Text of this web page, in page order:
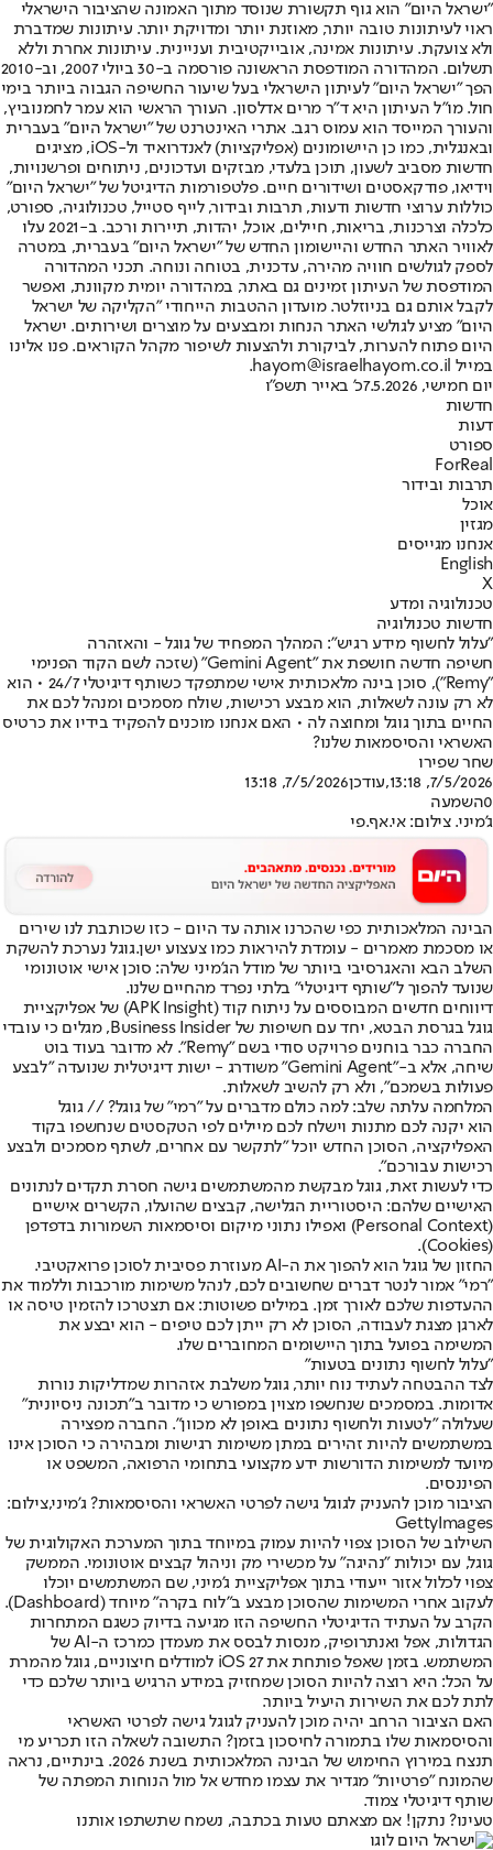
"ישראל היום" הוא גוף תקשורת שנוסד מתוך האמונה שהציבור הישראלי
ראוי לעיתונות טובה יותר, מאוזנת יותר ומדויקת יותר. עיתונות שמדברת
ולא צועקת. עיתונות אמינה, אובייקטיבית ועניינית. עיתונות אחרת וללא
תשלום. המהדורה המודפסת הראשונה פורסמה ב-30 ביולי 2007, וב-2010
הפך "ישראל היום" לעיתון הישראלי בעל שיעור החשיפה הגבוה ביותר בימי
חול. מו"ל העיתון היא ד"ר מרים אדלסון. העורך הראשי הוא עמר לחמנוביץ,
והעורך המייסד הוא עמוס רגב. אתרי האינטרנט של "ישראל היום" בעברית
ובאנגלית, כמו כן היישומונים (אפליקציות) לאנדרואיד ול-iOS, מציגים
חדשות מסביב לשעון, תוכן בלעדי, מבזקים ועדכונים, ניתוחים ופרשנויות,
וידיאו, פודקאסטים ושידורים חיים. פלטפורמות הדיגיטל של "ישראל היום"
כוללות ערוצי חדשות ודעות, תרבות ובידור, לייף סטייל, טכנולוגיה, ספורט,
כלכלה וצרכנות, בריאות, חיילים, אוכל, יהדות, תיירות ורכב. ב-2021 עלו
לאוויר האתר החדש והיישומון החדש של "ישראל היום" בעברית, במטרה
לספק לגולשים חוויה מהירה, עדכנית, בטוחה ונוחה. תכני המהדורה
המודפסת של העיתון זמינים גם באתר, במהדורה יומית מקוונת, ואפשר
לקבל אותם גם בניוזלטר. מועדון ההטבות הייחודי "הקליקה של ישראל
היום" מציע לגולשי האתר הנחות ומבצעים על מוצרים ושירותים. ישראל
היום פתוח להערות, לביקורת ולהצעות לשיפור מקהל הקוראים. פנו אלינו
במייל hayom@israelhayom.co.il.
יום חמישי, 7.5.2026
כ' באייר תשפ"ו
חדשות
דעות
ספורט
ForReal
תרבות ובידור
אוכל
מגזין
אנחנו מגייסים
English
X
טכנולוגיה ומדע
חדשות טכנולוגיה
"עלול לחשוף מידע רגיש": המהלך המפחיד של גוגל - והאזהרה
חשיפה חדשה חושפת את "Gemini Agent" (שזכה לשם הקוד הפנימי
"Remy"), סוכן בינה מלאכותית אישי שמתפקד כשותף דיגיטלי 24/7 • הוא
לא רק עונה לשאלות, הוא מבצע רכישות, שולח מסמכים ומנהל לכם את
החיים בתוך גוגל ומחוצה לה • האם אנחנו מוכנים להפקיד בידיו את כרטיס
האשראי והסיסמאות שלנו?
שחר שפירו
7/5/2026, 13:18
,עודכן7/5/2026, 13:18
0השמעה
ג'מיני. צילום: אי.אף.פי
הבינה המלאכותית כפי שהכרנו אותה עד היום - כזו שכותבת לנו שירים
או מסכמת מאמרים - עומדת להיראות כמו צעצוע ישן.גוגל נערכת להשקת
השלב הבא והאגרסיבי ביותר של מודל הג'מיני שלה: סוכן אישי אוטונומי
שנועד להפוך ל"שותף דיגיטלי" בלתי נפרד מהחיים שלנו.
דיווחים חדשים המבוססים על ניתוח קוד (APK Insight) של אפליקציית
גוגל בגרסת הבטא, יחד עם חשיפות של Business Insider, מגלים כי עובדי
החברה כבר בוחנים פרויקט סודי בשם "Remy". לא מדובר בעוד בוט
שיחה, אלא ב-"Gemini Agent" משודרג - ישות דיגיטלית שנועדה "לבצע
פעולות בשמכם", ולא רק להשיב לשאלות.
המלחמה עלתה שלב: למה כולם מדברים על "רמי" של גוגל? // גוגל
הוא יקנה לכם מתנות וישלח לכם מיילים לפי הטקסטים שנחשפו בקוד
האפליקציה, הסוכן החדש יוכל "לתקשר עם אחרים, לשתף מסמכים ולבצע
רכישות עבורכם".
כדי לעשות זאת, גוגל מבקשת מהמשתמשים גישה חסרת תקדים לנתונים
האישיים שלהם: היסטוריית הגלישה, קבצים שהועלו, הקשרים אישיים
(Personal Context) ואפילו נתוני מיקום וסיסמאות השמורות בדפדפן
(Cookies).
החזון של גוגל הוא להפוך את ה-AI מעוזרת פסיבית לסוכן פרואקטיבי.
"רמי" אמור לנטר דברים שחשובים לכם, לנהל משימות מורכבות וללמוד את
ההעדפות שלכם לאורך זמן. במילים פשוטות: אם תצטרכו להזמין טיסה או
לארגן מצגת לעבודה, הסוכן לא רק ייתן לכם טיפים - הוא יבצע את
המשימה בפועל בתוך היישומים המחוברים שלו.
"עלול לחשוף נתונים בטעות"
לצד ההבטחה לעתיד נוח יותר, גוגל משלבת אזהרות שמדליקות נורות
אדומות. במסמכים שנחשפו מצוין במפורש כי מדובר ב"תכונה ניסיונית"
שעלולה "לטעות ולחשוף נתונים באופן לא מכוון". החברה מפצירה
במשתמשים להיות זהירים במתן משימות רגישות ומבהירה כי הסוכן אינו
מיועד למשימות הדורשות ידע מקצועי בתחומי הרפואה, המשפט או
הפיננסים.
הציבור מוכן להעניק לגוגל גישה לפרטי האשראי והסיסמאות? ג'מיני,צילום:
GettyImages
השילוב של הסוכן צפוי להיות עמוק במיוחד בתוך המערכת האקולוגית של
גוגל, עם יכולות "נהיגה" על מכשירי מק וניהול קבצים אוטונומי. הממשק
צפוי לכלול אזור ייעודי בתוך אפליקציית ג'מיני, שם המשתמשים יוכלו
לעקוב אחרי המשימות שהסוכן מבצע ב"לוח בקרה" מיוחד (Dashboard).
הקרב על העתיד הדיגיטלי החשיפה הזו מגיעה בדיוק כשגם המתחרות
הגדולות, אפל ואנתרופיק, מנסות לבסס את מעמדן כמרכז ה-AI של
המשתמש. בזמן שאפל פותחת את iOS 27 למודלים חיצוניים, גוגל מהמרת
על הכל: היא רוצה להיות הסוכן שמחזיק במידע הרגיש ביותר שלכם כדי
לתת לכם את השירות היעיל ביותר.
האם הציבור הרחב יהיה מוכן להעניק לגוגל גישה לפרטי האשראי
והסיסמאות שלו בתמורה לחיסכון בזמן? התשובה לשאלה הזו תכריע מי
תנצח במירוץ החימוש של הבינה המלאכותית בשנת 2026. בינתיים, נראה
שהמונח "פרטיות" מגדיר את עצמו מחדש אל מול הנוחות המפתה של
שותף דיגיטלי צמוד.
טעינו? נתקן! אם מצאתם טעות בכתבה, נשמח שתשתפו אותנו